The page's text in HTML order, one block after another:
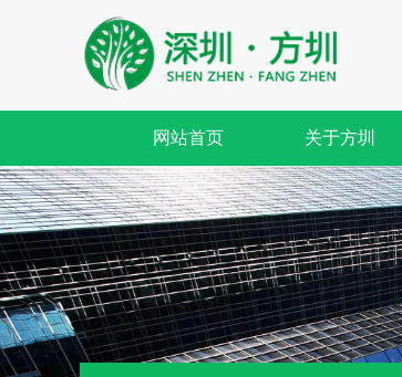
网站首页 关于方圳